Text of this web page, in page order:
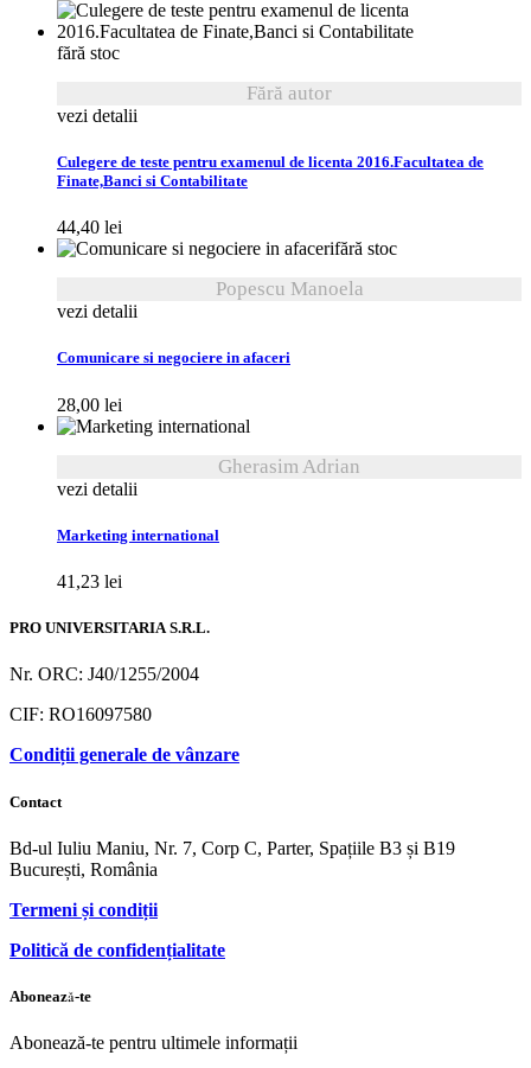
fără stoc
Fără autor
vezi detalii
Culegere de teste pentru examenul de licenta 2016.Facultatea de
Finate,Banci si Contabilitate
44,40 lei
fără stoc
Popescu Manoela
vezi detalii
Comunicare si negociere in afaceri
28,00 lei
Gherasim Adrian
vezi detalii
Marketing international
41,23 lei
PRO UNIVERSITARIA S.R.L.
Nr. ORC: J40/1255/2004
CIF: RO16097580
Condiții generale de vânzare
Contact
Bd-ul Iuliu Maniu, Nr. 7, Corp C, Parter, Spațiile B3 și B19
București, România
Termeni și condiții
Politică de confidențialitate
Abonează-te
Abonează-te pentru ultimele informații